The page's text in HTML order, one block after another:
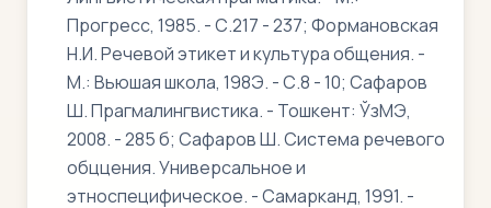
Прогресс, 1985. - С.217 - 237; Формановская
Н.И. Речевой этикет и культура общения. -
М.: Вьюшая школа, 198Э. - С.8 - 10; Сафаров
Ш. Прагмалингвистика. - Тошкент: ЎзМЭ,
2008. - 285 б; Сафаров Ш. Система речевого
обццения. Универсальное и
этноспецифическое. - Самарканд, 1991. -